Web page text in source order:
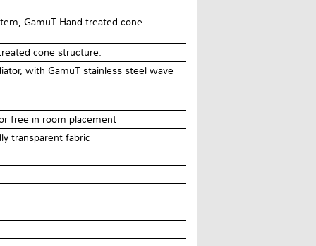
GamuT Hand treated cone
cone structure.
with GamuT stainless steel wave
free in room placement
transparent fabric